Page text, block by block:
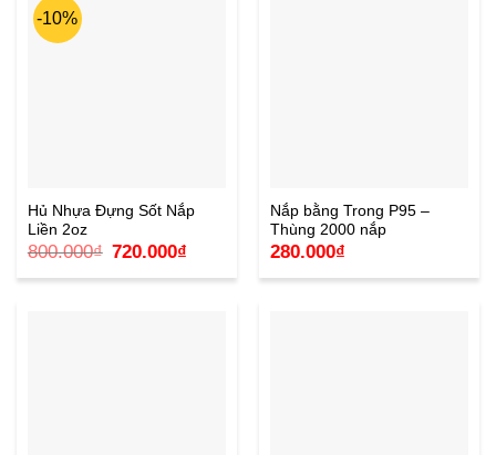
-10%
Hủ Nhựa Đựng Sốt Nắp
Liền 2oz
800.000₫ Giá
gốc
là:
720.000₫Giá
tại
Nắp bằng Trong P95 –
Thùng 2000 nắp
280.000₫